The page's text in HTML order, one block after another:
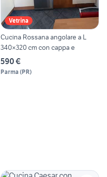
Vetrina
Cucina Rossana angolare a L
340×320 cm con cappa e
590 €
Parma (PR)